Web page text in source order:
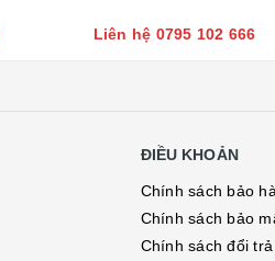
Liên hệ 0795 102 666
ĐIỀU KHOẢN
Chính sách bảo
Chính sách bảo
Chính sách đổi